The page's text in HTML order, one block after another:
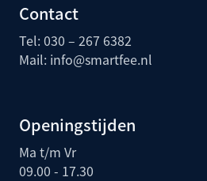
Contact
Tel: 030 – 267 6382
Mail: info@smartfee.nl
Openingstijden
Ma t/m Vr
09.00 - 17.30